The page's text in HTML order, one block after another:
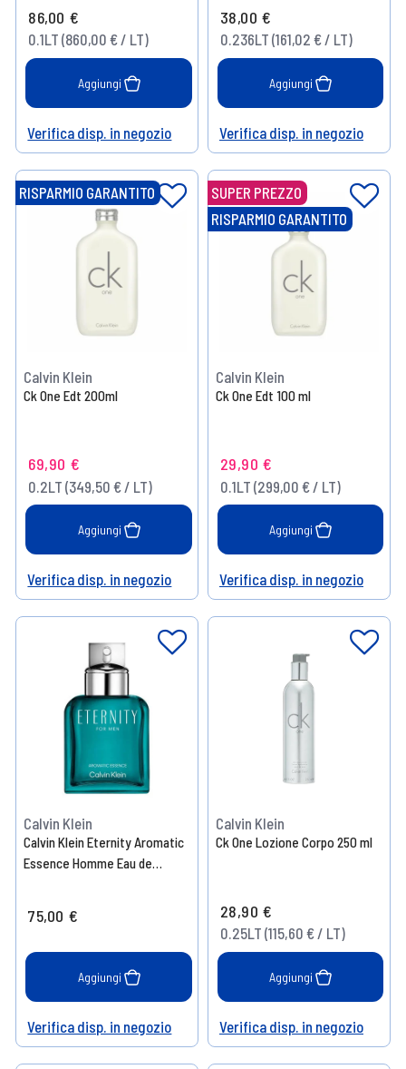
86,00 €
0.1LT (860,00 € / LT)
Aggiungi
Help
Verifica disp. in negozio
38,00 €
0.236LT (161,02 € / LT)
Aggiungi
Help
Verifica disp. in negozio
RISPARMIO GARANTITO
Calvin Klein
Ck One Edt 200ml
69,90 €
0.2LT (349,50 € / LT)
Aggiungi
Help
Verifica disp. in negozio
SUPER PREZZO
RISPARMIO GARANTITO
Calvin Klein
Ck One Edt 100 ml
29,90 €
0.1LT (299,00 € / LT)
Aggiungi
Help
Verifica disp. in negozio
Calvin Klein
Calvin Klein Eternity Aromatic
Essence Homme Eau de
75,00 €
Aggiungi
Help
Verifica disp. in negozio
Calvin Klein
Ck One Lozione Corpo 250 ml
28,90 €
0.25LT (115,60 € / LT)
Aggiungi
Help
Verifica disp. in negozio